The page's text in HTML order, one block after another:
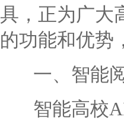
具，正为广大
的功能和优势
一、智能阅
智能高校AI